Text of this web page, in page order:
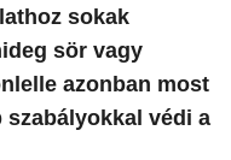
sokak
sör vagy
azonban most
védi a